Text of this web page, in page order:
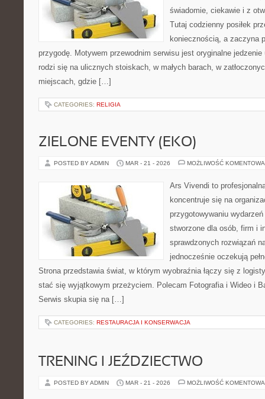
świadomie, ciekawie i z
Tutaj codzienny posiłek
koniecznością, a zaczyna
przygodę. Motywem przewodnim serwisu jest oryginalne
rodzi się na ulicznych stoiskach, w małych barach, w
miejscach, gdzie […]
CATEGORIES: RELIGIA
ZIELONE EVENTY (EKO)
POSTED BY ADMIN MAR - 21 - 2026 MOŻLIWOŚĆ
Ars Vivendi to
koncentruje się na
przygotowywaniu
stworzone dla osób, firm i
sprawdzonych rozwiązań
jednocześnie oczekują
Strona przedstawia świat, w którym wyobraźnia łączy się z
stać się wyjątkowym przeżyciem. Polecam Fotografia i Wideo i
Serwis skupia się na […]
CATEGORIES: RESTAURACJA I KONSERWACJA
TRENING I JEŹDZIECTWO
POSTED BY ADMIN MAR - 21 - 2026 MOŻLIWOŚĆ